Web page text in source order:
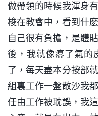
做帶領的時候我渾身
梭在教會中，看到什
自己很有負擔，是體
後，我就像癟了氣的
了，每天盡本分按部
組裏工作一盤散沙我
任由工作被耽誤，我